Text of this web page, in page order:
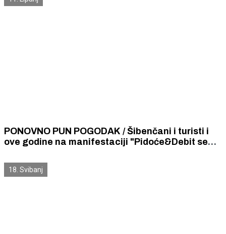
PONOVNO PUN POGODAK / Šibenčani i turisti i
ove godine na manifestaciji "Pidoće&Debit se
kapljici
18. Svibanj